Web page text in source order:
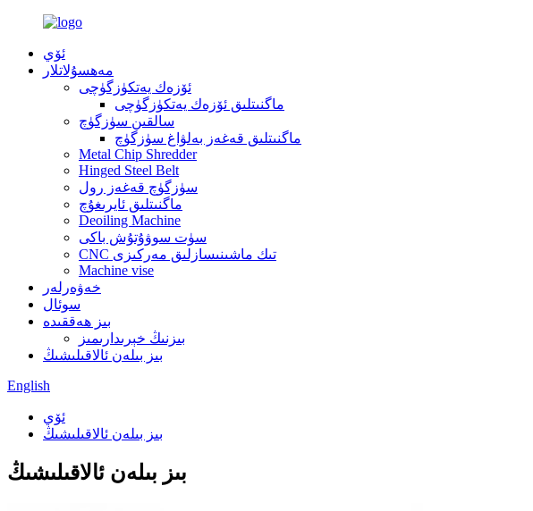
ئۆي
مەھسۇلاتلار
ئۆزەك يەتكۈزگۈچى
ماگنىتلىق ئۆزەك يەتكۈزگۈچى
سالقىن سۈزگۈچ
ماگنىتلىق قەغەز بەلۋاغ سۈزگۈچ
Metal Chip Shredder
Hinged Steel Belt
سۈزگۈچ قەغەز رول
ماگنىتلىق ئايرىغۇچ
Deoiling Machine
سۈت سوۋۇتۇش باكى
CNC تىك ماشىنىسازلىق مەركىزى
Machine vise
خەۋەرلەر
سوئال
بىز ھەققىدە
بىزنىڭ خېرىدارىمىز
بىز بىلەن ئالاقىلىشىڭ
English
ئۆي
بىز بىلەن ئالاقىلىشىڭ
بىز بىلەن ئالاقىلىشىڭ